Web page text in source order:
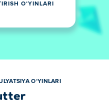
OʻYINLARI
OʻYINLARI